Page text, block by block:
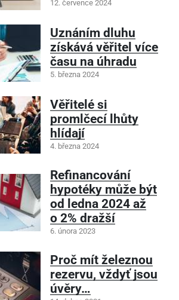
12. července 2024
Uznáním dluhu
získává věřitel více
času na úhradu
5. března 2024
Věřitelé si
promlčecí lhůty
hlídají
4. března 2024
Refinancování
hypotéky může být
od ledna 2024 až
o 2% dražší
6. února 2023
Proč mít železnou
rezervu, vždyť jsou
úvěry…